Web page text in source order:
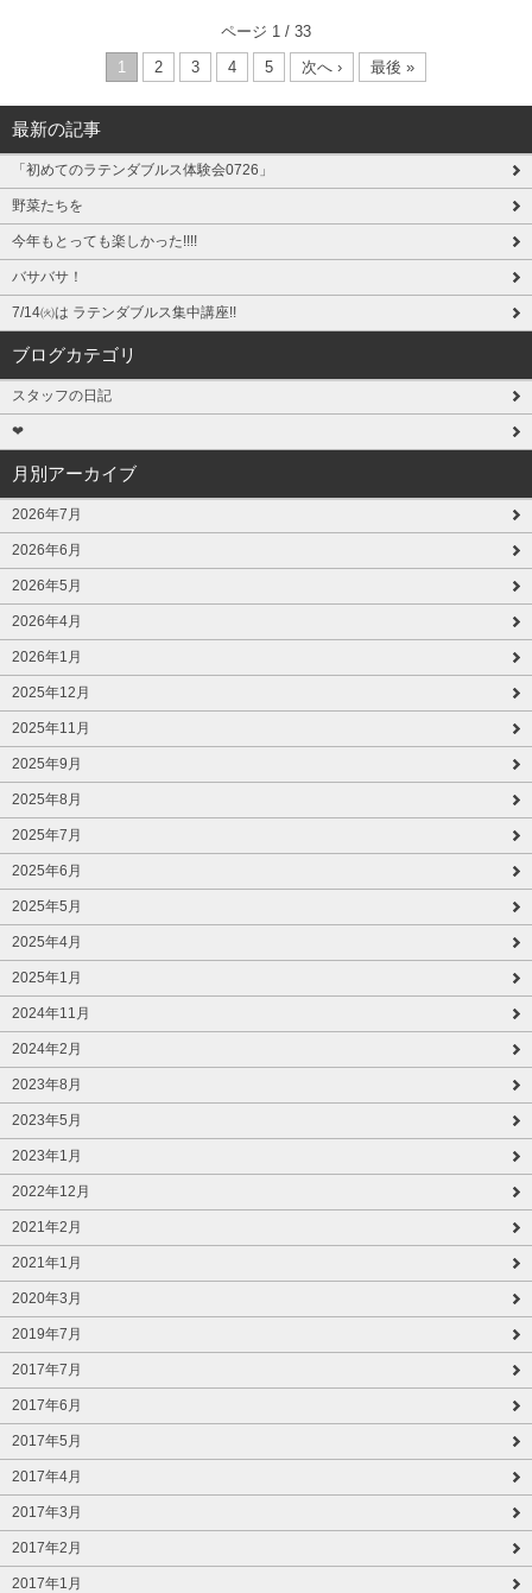
ページ 1 / 33
1
2 3 4 5 次へ › 最後 »
最新の記事
「初めてのラテンダブルス体験会0726」
野菜たちを
今年もとっても楽しかった!!!!
バサバサ！
7/14㈫は ラテンダブルス集中講座!!
ブログカテゴリ
スタッフの日記
❤
月別アーカイブ
2026年7月
2026年6月
2026年5月
2026年4月
2026年1月
2025年12月
2025年11月
2025年9月
2025年8月
2025年7月
2025年6月
2025年5月
2025年4月
2025年1月
2024年11月
2024年2月
2023年8月
2023年5月
2023年1月
2022年12月
2021年2月
2021年1月
2020年3月
2019年7月
2017年7月
2017年6月
2017年5月
2017年4月
2017年3月
2017年2月
2017年1月